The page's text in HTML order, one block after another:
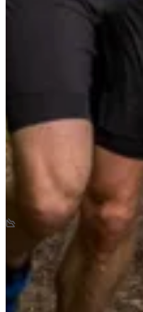
Plus d'info
Date à confirmer
Trail 18 km
+520 m
m
Trail découverte